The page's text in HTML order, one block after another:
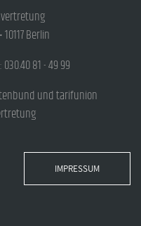
Berlin
030.40 81 - 49 99
und tarifunion
IMPRESSUM